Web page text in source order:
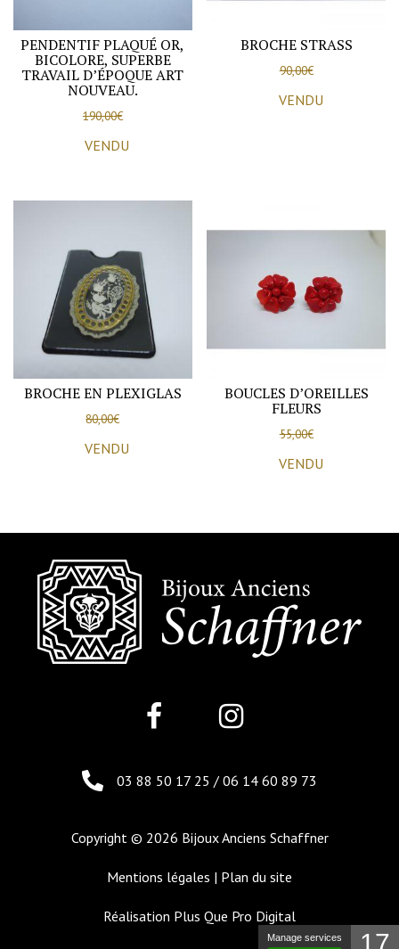
PENDENTIF PLAQUÉ OR,
BICOLORE, SUPERBE
TRAVAIL D’ÉPOQUE ART
NOUVEAU.
190,00€
VENDU
BROCHE STRASS
90,00€
VENDU
BROCHE EN PLEXIGLAS
80,00€
VENDU
BOUCLES D’OREILLES
FLEURS
55,00€
VENDU
03 88 50 17 25 / 06 14 60 89 73
Copyright © 2026 Bijoux Anciens Schaffner
Mentions légales | Plan du site
Réalisation Plus Que Pro Digital
Manage services